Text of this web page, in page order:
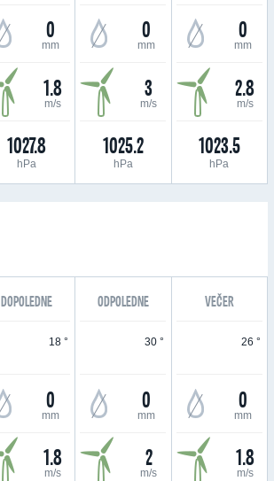
0
mm
1.8
m/s
1027.8
hPa
0
mm
3
m/s
1025.2
hPa
0
mm
2.8
m/s
1023.5
hPa
DOPOLEDNE ODPOLEDNE VEČER
18 °
0
mm
1.8
m/s
30 °
0
mm
2
m/s
26 °
0
mm
1.8
m/s